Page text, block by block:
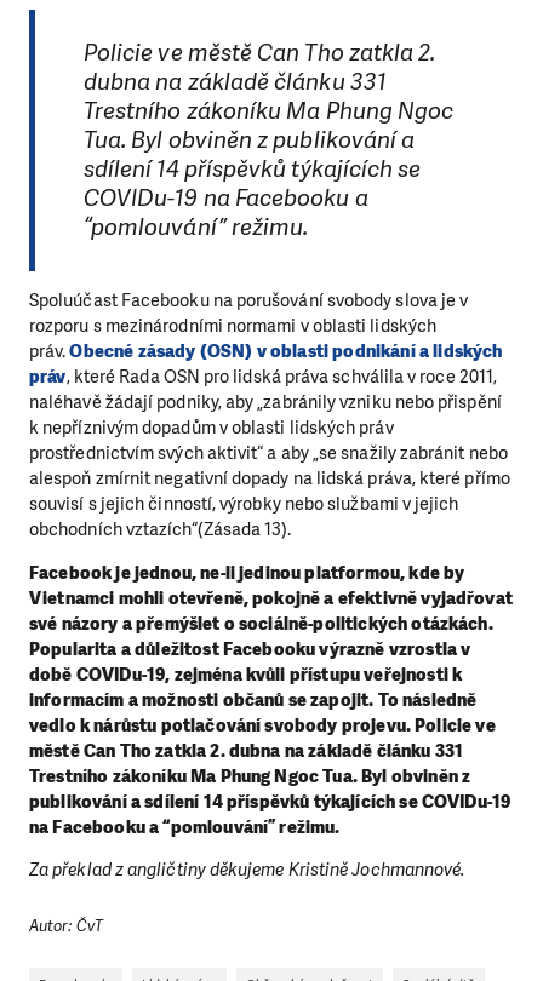
Policie ve městě Can Tho zatkla 2.
dubna na základě článku 331
Trestního zákoníku Ma Phung Ngoc
Tua. Byl obviněn z publikování a
sdílení 14 příspěvků týkajících se
COVIDu-19 na Facebooku a
“pomlouvání” režimu.
Spoluúčast Facebooku na porušování svobody slova je v
rozporu s mezinárodními normami v oblasti lidských
práv.Obecné zásady (OSN) v oblasti podnikání a lidských
práv, které Rada OSN pro lidská práva schválila v roce 2011,
naléhavě žádají podniky, aby „zabránily vzniku nebo přispění
k nepříznivým dopadům v oblasti lidských práv
prostřednictvím svých aktivit“ a aby „se snažily zabránit nebo
alespoň zmírnit negativní dopady na lidská práva, které přímo
souvisí s jejich činností, výrobky nebo službami v jejich
obchodních vztazích“(Zásada 13).
Facebook je jednou, ne-li jedinou platformou, kde by
Vietnamci mohli otevřeně, pokojně a efektivně vyjadřovat
své názory a přemýšlet o sociálně-politických otázkách.
Popularita a důležitost Facebooku výrazně vzrostla v
době COVIDu-19, zejména kvůli přístupu veřejnosti k
informacím a možnosti občanů se zapojit. To následně
vedlo k nárůstu potlačování svobody projevu.Policie ve
městě Can Tho zatkla 2. dubna na základě článku 331
Trestního zákoníku Ma Phung Ngoc Tua. Byl obviněn z
publikování a sdílení 14 příspěvků týkajících se COVIDu-19
na Facebooku a “pomlouvání” režimu.
Za překlad z angličtiny děkujeme Kristině Jochmannové.
Autor: ČvT